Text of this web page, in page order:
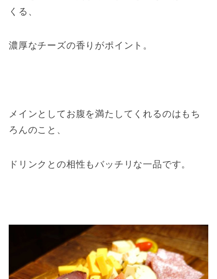
くる、
濃厚なチーズの香りがポイント。
メインとしてお腹を満たしてくれるのはもち
ろんのこと、
ドリンクとの相性もバッチリな一品です。